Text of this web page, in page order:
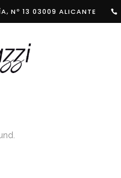
Nº 13 03009 ALICANTE